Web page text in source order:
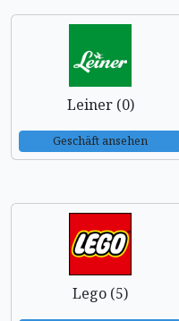
Leiner (0)
Geschäft ansehen
Lego (5)